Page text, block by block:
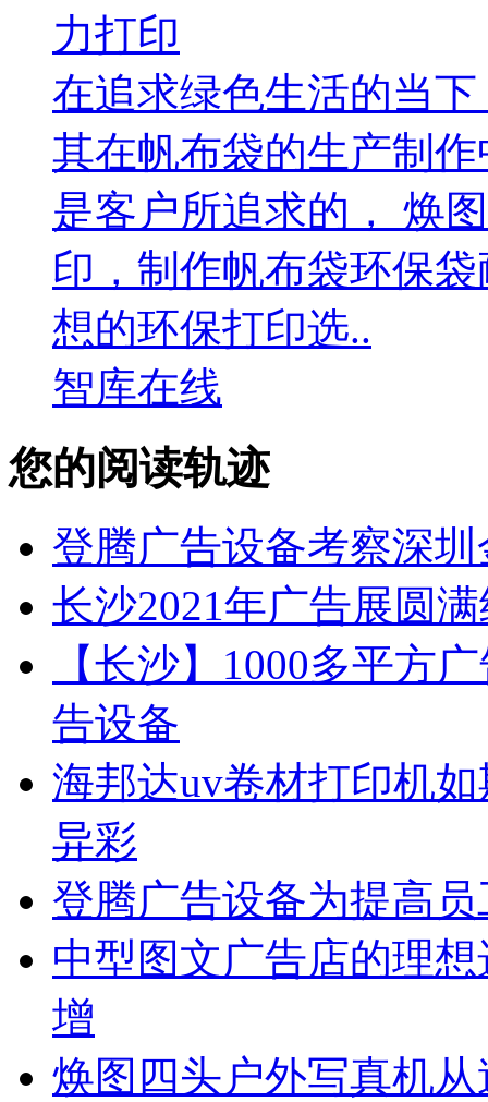
力打印
在追求绿色生活的当
其在帆布袋的生产制
是客户所追求的， 焕
印，制作帆布袋环保
想的环保打印选..
智库在线
您的阅读轨迹
登腾广告设备考察深
长沙2021年广告展圆
【长沙】1000多平方
告设备
海邦达uv卷材打印机
异彩
登腾广告设备为提高
中型图文广告店的理
增
焕图四头户外写真机